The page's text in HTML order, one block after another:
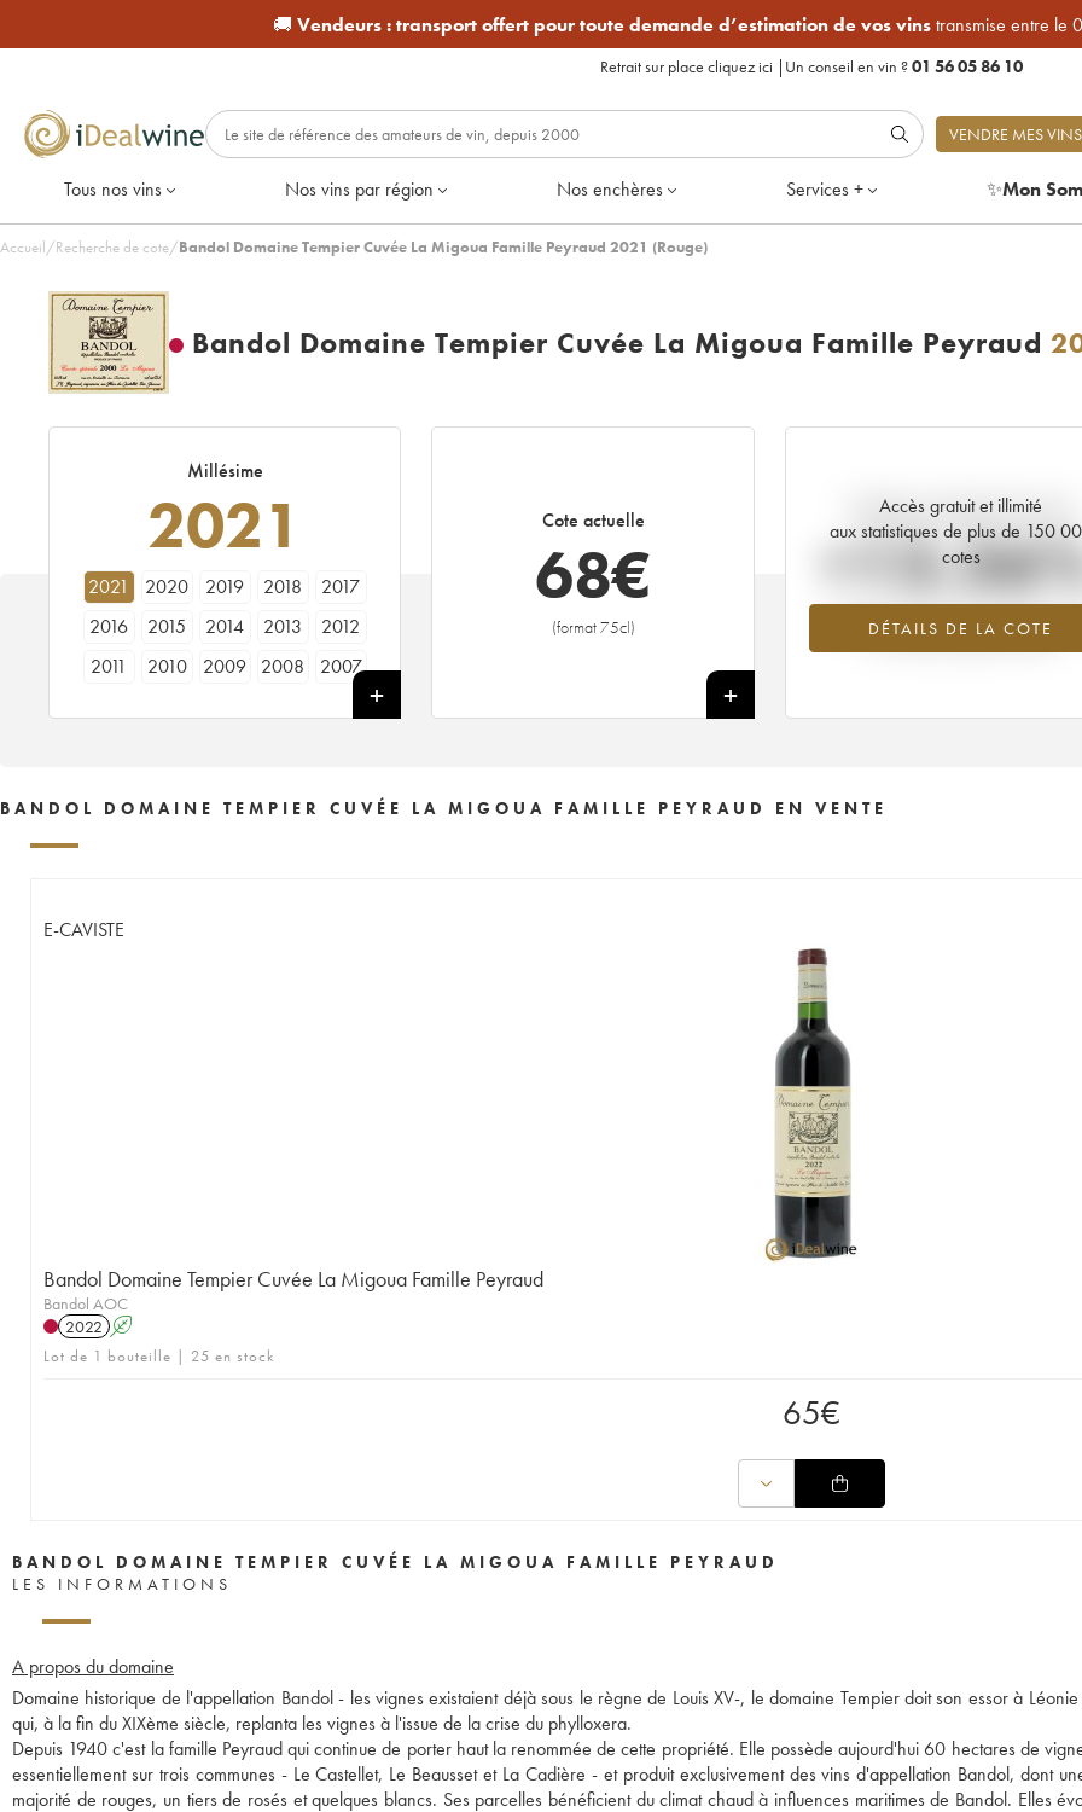
🚚 Vendeurs :transport offert pour toute demande d’estimation de vos vinstransmise entre le
Retrait sur place cliquez ici | Un conseil en vin ?01 56 05 86 10
VENDRE MES VINS
Tous nos vins Nos vins par région Nos enchères Services + ✨Mon
Accueil/Recherche de cote/Bandol Domaine Tempier Cuvée La Migoua Famille Peyraud 2021 (Rouge)
Bandol Domaine Tempier Cuvée La Migoua Famille Peyraud
Millésime
2021
2021 2020 2019 2018
2017
2016
2015 2014 2013
2012
2011
2010 2009 2008
2007
Cote actuelle
68€
(format 75cl)
+
Accès gratuit et illimité
aux statistiques de plus de 150
cotes
DÉTAILS DE LA COTE
Tendance actuelle de la cote
Tendance à la hausse du millésime
en 2026 par rapport à 2025
BANDOL DOMAINE TEMPIER CUVÉE LA MIGOUA FAMILLE PEYRAUD EN VENTE
E-CAVISTE
Bandol Domaine Tempier Cuvée La Migoua Famille Peyraud
Bandol AOC
2022 A
Lot de 1 bouteille | 25 en stock
65€
BANDOL DOMAINE TEMPIER CUVÉE LA MIGOUA FAMILLE PEYRAUD
LES INFORMATIONS
A propos du domaine
Domaine historique de l'appellation Bandol - les vignes existaient déjà sous le règne de Louis XV-, le domaine Tempier doit son essor à Léonie
qui, à la fin du XIXème siècle, replanta les vignes à l'issue de la crise du phylloxera.
Depuis 1940 c'est la famille Peyraud qui continue de porter haut la renommée de cette propriété. Elle possède aujourd'hui 60 hectares de
essentiellement sur trois communes - Le Castellet, Le Beausset et La Cadière - et produit exclusivement des vins d'appellation Bandol, dont
majorité de rouges, un tiers de rosés et quelques blancs. Ses parcelles bénéficient du climat chaud à influences maritimes de Bandol. Elles